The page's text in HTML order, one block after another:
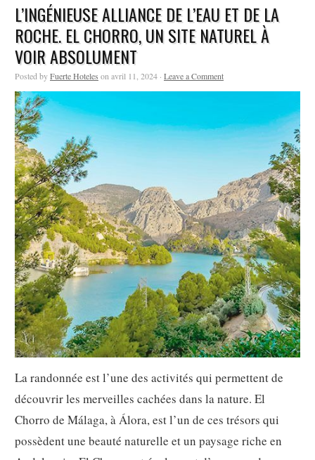
L’INGÉNIEUSE ALLIANCE DE L’EAU ET DE LA
ROCHE. EL CHORRO, UN SITE NATUREL À
VOIR ABSOLUMENT
Posted byFuerte Hoteles on avril 11, 2024 · Leave a Comment
La randonnée est l’une des activités qui permettent de
découvrir les merveilles cachées dans la nature. El
Chorro de Málaga, à Álora, est l’un de ces trésors qui
possèdent une beauté naturelle et un paysage riche en